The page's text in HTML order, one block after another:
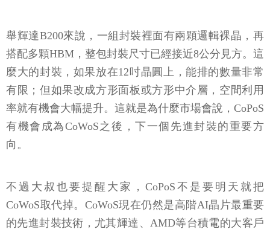
舉輝達B200來說，一組封裝裡面有兩顆邏輯裸晶，再
搭配多顆HBM，整包封裝尺寸已經接近8公分見方。這
麼大的封裝，如果放在12吋晶圓上，能排的數量非常
有限；但如果改成方形面板或方形中介層，空間利用
率就有機會大幅提升。這就是為什麼市場會說，CoPoS
有機會成為CoWoS之後，下一個先進封裝的重要方
向。
不過大叔也要提醒大家，CoPoS不是要明天就把
CoWoS取代掉。CoWoS現在仍然是高階AI晶片最重要
的先進封裝技術，尤其輝達、AMD等台積電的大客戶